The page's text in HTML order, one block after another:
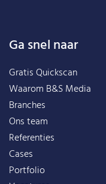
Ga snel naar
Gratis Quickscan
Waarom B&S Media
Branches
Ons team
Referenties
Cases
Portfolio